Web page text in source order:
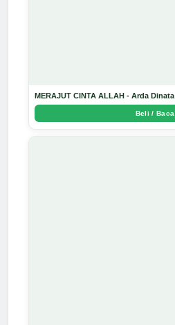
MERAJUT CINTA ALLAH - Arda Dinata
Beli / Baca